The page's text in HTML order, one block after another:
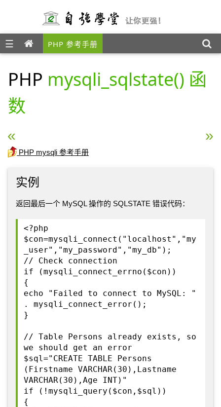
☰ PHP 参考手册
PHP mysqli_sqlstate() 函
数
« PHP mysqli_set_charset() 函数PHP mysqli_ssl_set()
PHP mysqli 参考手册
实例
返回最后一个 MySQL 操作的 SQLSTATE 错误代码：
<?php
$con=mysqli_connect("localhost","my
_user","my_password","my_db");
// Check connection
if (mysqli_connect_errno($con))
{
echo "Failed to connect to MySQL: "
. mysqli_connect_error();
}
// Table Persons already exists, so
we should get an error
$sql="CREATE TABLE Persons
(Firstname VARCHAR(30),Lastname
VARCHAR(30),Age INT)"
if (!mysqli_query($con,$sql))
{